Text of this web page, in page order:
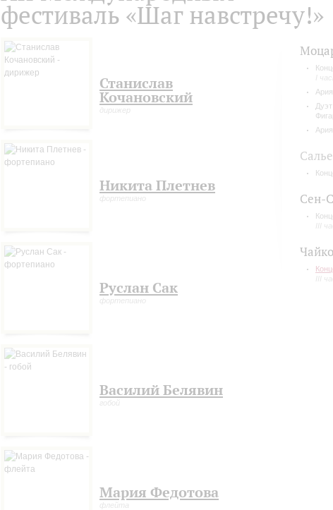
фестиваль «Шаг навстречу!»
Станислав
Кочановский
дирижер
Никита Плетнев
фортепиано
Руслан Сак
фортепиано
Василий Белявин
гобой
Мария Федотова
флейта
I
Сен-
III
III